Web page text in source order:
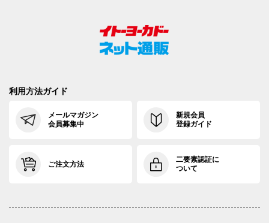
利用方法ガイド
メールマガジン
会員募集中
新規会員
登録ガイド
ご注文方法
二要素認証に
ついて